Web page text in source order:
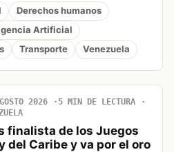
Derechos humanos
Artificial
Transporte Venezuela
2026
5 MIN DE LECTURA
finalista de los Juegos
del Caribe y va por el oro